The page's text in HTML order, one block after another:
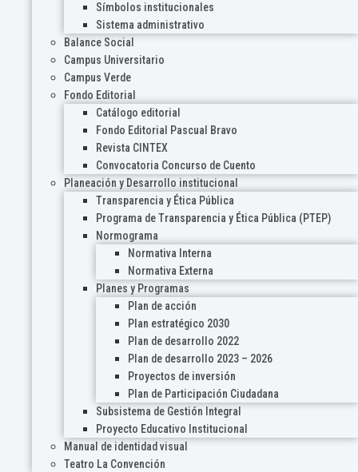
Símbolos institucionales
Sistema administrativo
Balance Social
Campus Universitario
Campus Verde
Fondo Editorial
Catálogo editorial
Fondo Editorial Pascual Bravo
Revista CINTEX
Convocatoria Concurso de Cuento
Planeación y Desarrollo institucional
Transparencia y Ética Pública
Programa de Transparencia y Ética Pública (PTEP)
Normograma
Normativa Interna
Normativa Externa
Planes y Programas
Plan de acción
Plan estratégico 2030
Plan de desarrollo 2022
Plan de desarrollo 2023 – 2026
Proyectos de inversión
Plan de Participación Ciudadana
Subsistema de Gestión Integral
Proyecto Educativo Institucional
Manual de identidad visual
Teatro La Convención